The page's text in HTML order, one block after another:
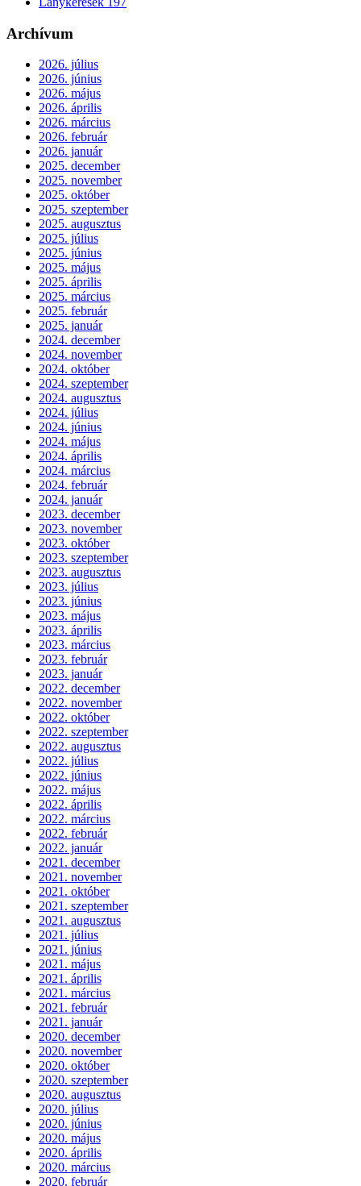
Archívum
2026. július
2026. június
2026. május
2026. április
2026. március
2026. február
2026. január
2025. december
2025. november
2025. október
2025. szeptember
2025. augusztus
2025. július
2025. június
2025. május
2025. április
2025. március
2025. február
2025. január
2024. december
2024. november
2024. október
2024. szeptember
2024. augusztus
2024. július
2024. június
2024. május
2024. április
2024. március
2024. február
2024. január
2023. december
2023. november
2023. október
2023. szeptember
2023. augusztus
2023. július
2023. június
2023. május
2023. április
2023. március
2023. február
2023. január
2022. december
2022. november
2022. október
2022. szeptember
2022. augusztus
2022. július
2022. június
2022. május
2022. április
2022. március
2022. február
2022. január
2021. december
2021. november
2021. október
2021. szeptember
2021. augusztus
2021. július
2021. június
2021. május
2021. április
2021. március
2021. február
2021. január
2020. december
2020. november
2020. október
2020. szeptember
2020. augusztus
2020. július
2020. június
2020. május
2020. április
2020. március
2020. február